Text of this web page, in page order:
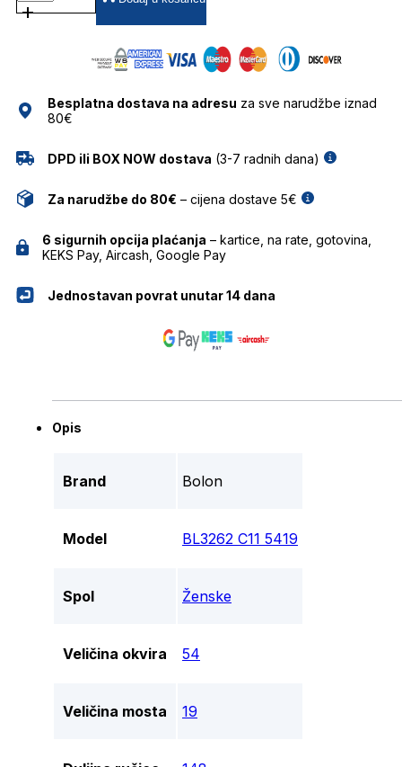
NAOČALE
Besplatna dostava na adresu za sve narudžbe iznad
80€
DPD ili BOX NOW dostava (3-7 radnih dana)
Za narudžbe do 80€ – cijena dostave 5€
6 sigurnih opcija plaćanja – kartice, na rate, gotovina,
KEKS Pay, Aircash, Google Pay
Jednostavan povrat unutar 14 dana
Opis
Brand Bolon
Model BL3262 C11 5419
Spol Ženske
Veličina okvira 54
Veličina mosta 19